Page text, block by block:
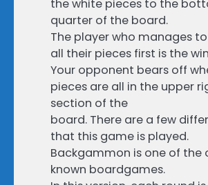
the white pieces to the
quarter of the board.
The player who manages
all their pieces first is the
Your opponent bears off
pieces are all in the upper
section of the
board. There are a few
that this game is played.
Backgammon is one of the
known boardgames.